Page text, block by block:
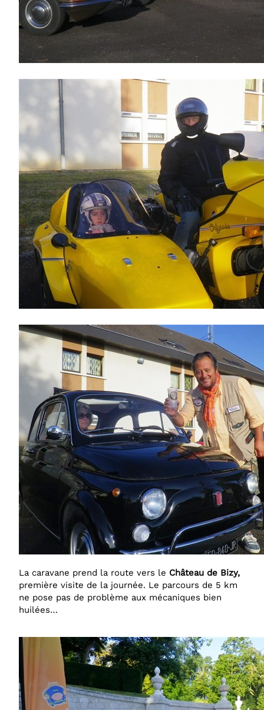
La caravane prend la route vers le Château de Bizy,
première visite de la journée. Le parcours de 5 km
ne pose pas de problème aux mécaniques bien
huilées…